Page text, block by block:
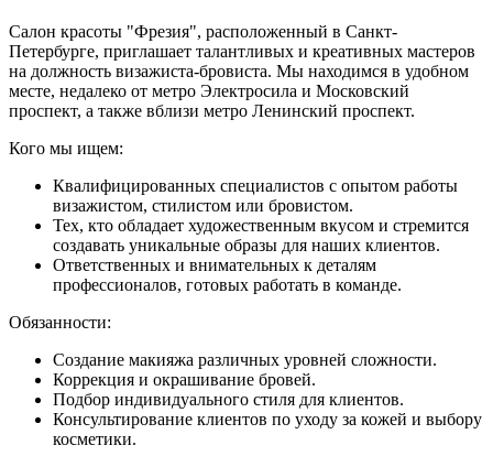
Салон красоты "Фрезия", расположенный в Санкт-
Петербурге, приглашает талантливых и креативных мастеров
на должность визажиста-бровиста. Мы находимся в удобном
месте, недалеко от метро Электросила и Московский
проспект, а также вблизи метро Ленинский проспект.
Кого мы ищем:
Квалифицированных специалистов с опытом работы
визажистом, стилистом или бровистом.
Тех, кто обладает художественным вкусом и стремится
создавать уникальные образы для наших клиентов.
Ответственных и внимательных к деталям
профессионалов, готовых работать в команде.
Обязанности:
Создание макияжа различных уровней сложности.
Коррекция и окрашивание бровей.
Подбор индивидуального стиля для клиентов.
Консультирование клиентов по уходу за кожей и выбору
косметики.